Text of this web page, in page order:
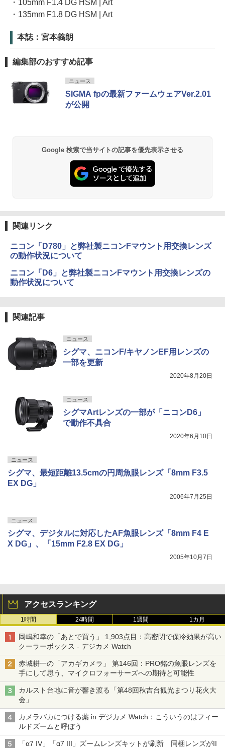
・105mm F1.4 DG HSM | Art
・135mm F1.8 DG HSM | Art
本誌：宮本義朗
編集部のおすすめ記事
ニュース
SIGMA fpの最新ファームウェアVer.2.01
が公開
Google 検索で当サイトの記事を優先表示させる
関連リンク
ニコン「D780」と弊社製ニコンFマウント用交換レンズ
の動作状況について
ニコン「D6」と弊社製ニコンFマウント用交換レンズの
動作状況について
関連記事
ニュース
シグマ、ニコンF/キヤノンEF用レンズの
一部を更新
2020年8月20日
ニュース
シグマArtレンズの一部が「ニコンD6」
で動作不具合
2020年6月10日
ニュース
シグマ、最短距離13.5cmの円周魚眼レンズ「8mm F3.5
EX DG」
2006年7月25日
ニュース
シグマ、デジタルに対応したAF魚眼レンズ「8mm F4 E
X DG」、「15mm F2.8 EX DG」
2005年10月7日
アクセスランキング
1時間 24時間 1週間 1カ月
岡嶋和幸の「あとで買う」 1,903点目：高密閉で保冷効果が高い
クーラーボックス - デジカメ Watch
赤城耕一の「アカギカメラ」 第146回：PRO銘の魚眼レンズを
手にして思う、マイクロフォーサーズへの期待と可能性
カルスト台地に音が響き渡る「第48回秋吉台観光まつり花火大
会」
カメラバカにつける薬 in デジカメ Watch：こういうのはフィー
ルドズームと呼ぼう
「α7 IV」「α7 III」ズームレンズキットが刷新 同梱レンズがII